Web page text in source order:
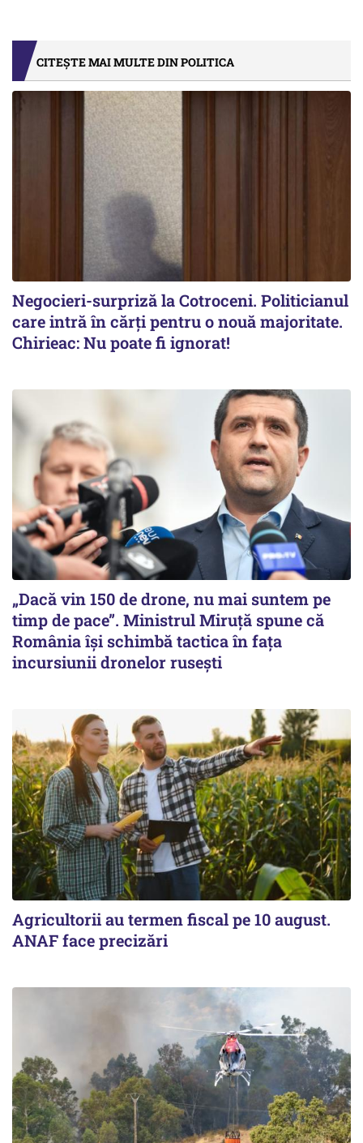
CITEȘTE MAI MULTE DIN POLITICA
Negocieri-surpriză la Cotroceni. Politicianul
care intră în cărți pentru o nouă majoritate.
Chirieac: Nu poate fi ignorat!
„Dacă vin 150 de drone, nu mai suntem pe
timp de pace”. Ministrul Miruţă spune că
România își schimbă tactica în fața
incursiunii dronelor rusești
Agricultorii au termen fiscal pe 10 august.
ANAF face precizări